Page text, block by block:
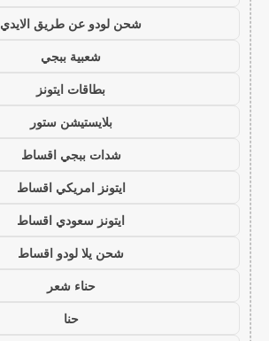
شحن لودو عن طريق الايدي
شعبية ببجي
بطاقات ايتونز
بلايستيشن ستور
شدات ببجي اقساط
ايتونز امريكي اقساط
ايتونز سعودي اقساط
شحن يلا لودو اقساط
حناء شعر
حنا